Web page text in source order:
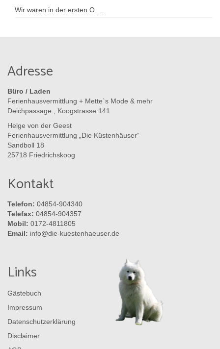
Wir waren in der ersten O …
Adresse
Büro / Laden
Ferienhausvermittlung + Mette`s Mode & mehr
Deichpassage , Koogstrasse 141
Helge von der Geest
Ferienhausvermittlung „Die Küstenhäuser“
Sandboll 18
25718 Friedrichskoog
Kontakt
Telefon: 04854-904340
Telefax: 04854-904357
Mobil: 0172-4811805
Email: info@die-kuestenhaeuser.de
Links
Gästebuch
Impressum
Datenschutzerklärung
Disclaimer